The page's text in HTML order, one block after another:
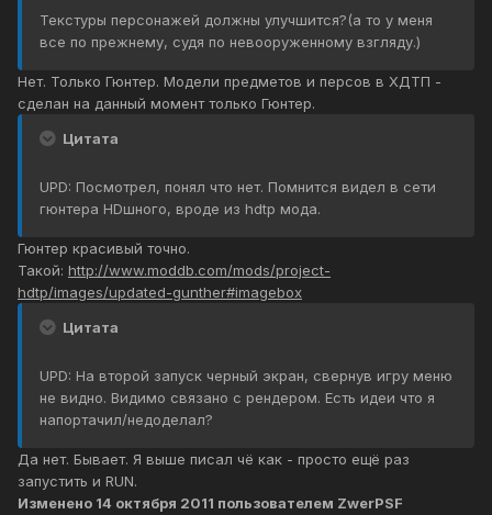
Текстуры персонажей должны улучшится?(а то у меня
все по прежнему, судя по невооруженному взгляду.)
Нет. Только Гюнтер. Модели предметов и персов в ХДТП -
сделан на данный момент только Гюнтер.
Цитата
UPD: Посмотрел, понял что нет. Помнится видел в сети
гюнтера HDшного, вроде из hdtp мода.
Гюнтер красивый точно.
Такой: http://www.moddb.com/mods/project-
hdtp/images/updated-gunther#imagebox
Цитата
UPD: На второй запуск черный экран, свернув игру меню
не видно. Видимо связано с рендером. Есть идеи что я
напортачил/недоделал?
Да нет. Бывает. Я выше писал чё как - просто ещё раз
запустить и RUN.
Изменено 14 октября 2011 пользователем ZwerPSF